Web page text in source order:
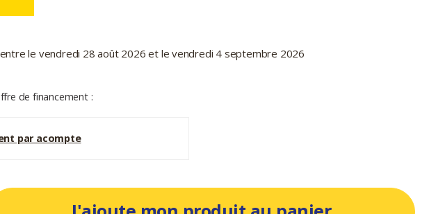
le vendredi 28 août 2026 et le vendredi 4 septembre 2026
de financement :
par acompte